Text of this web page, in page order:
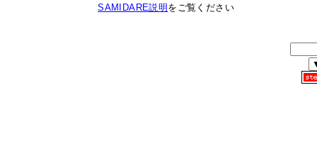
SAMIDARE説明 をご覧ください